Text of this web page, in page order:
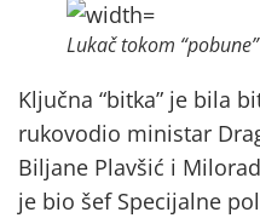
Lukač tokom
Ključna “bitka” je bila
rukovodio ministar
Biljane Plavšić i
je bio šef Specijalne